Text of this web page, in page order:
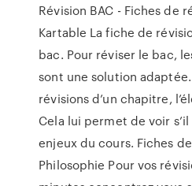
Révision BAC - Fiches de
Kartable La fiche de
bac. Pour réviser le bac,
sont une solution
révisions d’un chapitre,
Cela lui permet de voir
enjeux du cours. Fiches
Philosophie Pour vos